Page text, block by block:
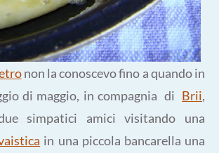
non la conoscevo fino a quando in
di maggio, in compagnia di Brii,
simpatici amici visitando una
in una piccola bancarella una